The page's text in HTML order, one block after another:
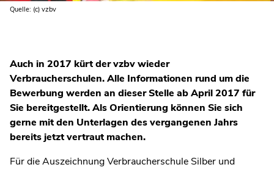
Quelle: (c) vzbv
Auch in 2017 kürt der vzbv wieder
Verbraucherschulen. Alle Informationen rund um die
Bewerbung werden an dieser Stelle ab April 2017 für
Sie bereitgestellt. Als Orientierung können Sie sich
gerne mit den Unterlagen des vergangenen Jahrs
bereits jetzt vertraut machen.
Für die Auszeichnung Verbraucherschule Silber und